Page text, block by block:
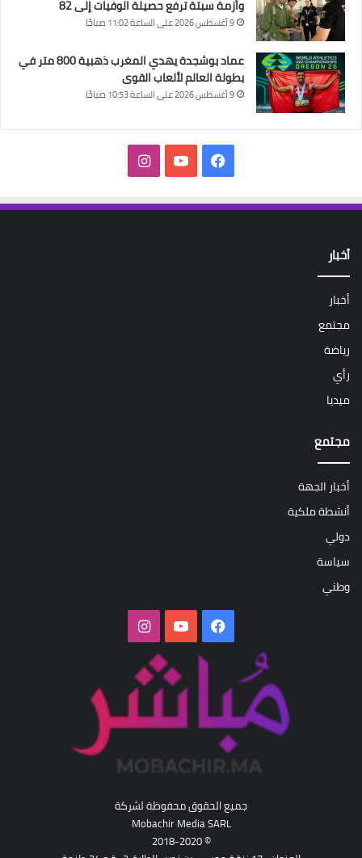
وأزمة سبتة ترفع حصيلة الوفيات إلى 82
9 أغسطس 2026 على الساعة 11:02 صباحًا
عماد بوشجدة يهدي المغرب ذهبية 800 متر في
بطولة العالم لألعاب القوى
9 أغسطس 2026 على الساعة 10:53 صباحًا
فيسبوك‫YouTubeانستقرام
أخبار
أخبار
مجتمع
رياضة
رأي
ميديا
مجتمع
أخبار الجهة
أنشطة ملكية
دولي
سياسة
وطني
فيسبوك‫YouTubeانستقرام
جميع الحقوق محفوظة لشركة
Mobachir Media SARL
© 2018-2020